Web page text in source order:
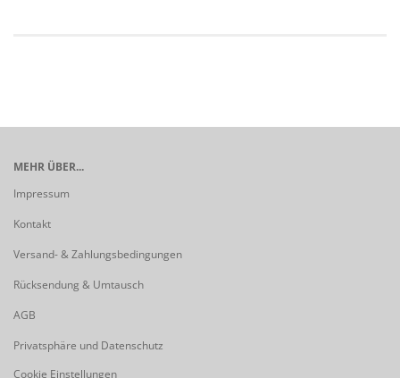
MEHR ÜBER...
Impressum
Kontakt
Versand- & Zahlungsbedingungen
Rücksendung & Umtausch
AGB
Privatsphäre und Datenschutz
Cookie Einstellungen